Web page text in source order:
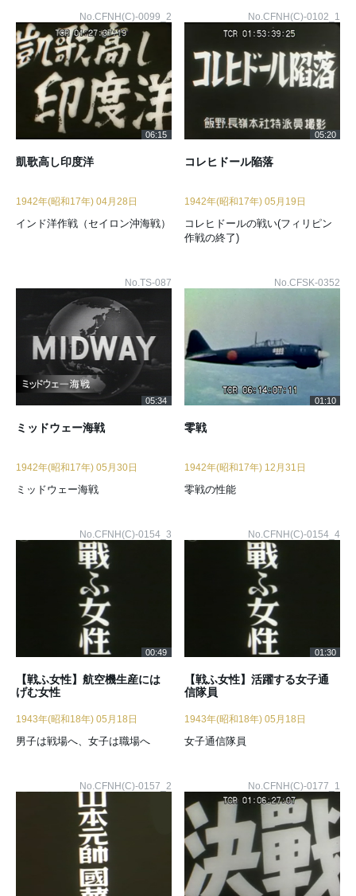
No.CFNH(C)-0099_2
06:15
凱歌高し印度洋
1942年(昭和17年) 04月28日
インド洋作戦（セイロン沖海戦）
No.CFNH(C)-0102_1
05:20
コレヒドール陥落
1942年(昭和17年) 05月19日
コレヒドールの戦い(フィリピン
作戦の終了)
No.TS-087
05:34
ミッドウェー海戦
1942年(昭和17年) 05月30日
ミッドウェー海戦
No.CFSK-0352
01:10
零戦
1942年(昭和17年) 12月31日
零戦の性能
No.CFNH(C)-0154_3
00:49
【戦ふ女性】航空機生産には
げむ女性
1943年(昭和18年) 05月18日
男子は戦場へ、女子は職場へ
No.CFNH(C)-0154_4
01:30
【戦ふ女性】活躍する女子通
信隊員
1943年(昭和18年) 05月18日
女子通信隊員
No.CFNH(C)-0157_2 No.CFNH(C)-0177_1